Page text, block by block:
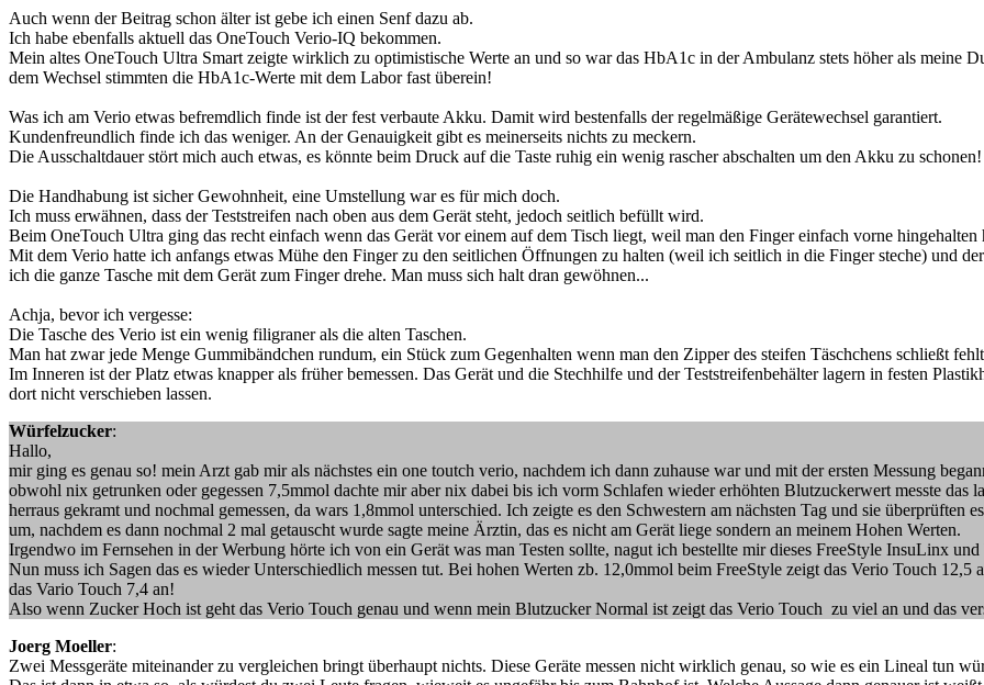
Auch wenn der Beitrag schon älter ist gebe ich einen Senf dazu ab.
Ich habe ebenfalls aktuell das OneTouch Verio-IQ bekommen.
Mein altes OneTouch Ultra Smart zeigte wirklich zu optimistische Werte an und so war das HbA1c in der Ambulanz stets höher als meine
dem Wechsel stimmten die HbA1c-Werte mit dem Labor fast überein!
Was ich am Verio etwas befremdlich finde ist der fest verbaute Akku. Damit wird bestenfalls der regelmäßige Gerätewechsel garantiert.
Kundenfreundlich finde ich das weniger. An der Genauigkeit gibt es meinerseits nichts zu meckern.
Die Ausschaltdauer stört mich auch etwas, es könnte beim Druck auf die Taste ruhig ein wenig rascher abschalten um den Akku zu schonen!
Die Handhabung ist sicher Gewohnheit, eine Umstellung war es für mich doch.
Ich muss erwähnen, dass der Teststreifen nach oben aus dem Gerät steht, jedoch seitlich befüllt wird.
Beim OneTouch Ultra ging das recht einfach wenn das Gerät vor einem auf dem Tisch liegt, weil man den Finger einfach vorne hingehalten
Mit dem Verio hatte ich anfangs etwas Mühe den Finger zu den seitlichen Öffnungen zu halten (weil ich seitlich in die Finger steche) und
ich die ganze Tasche mit dem Gerät zum Finger drehe. Man muss sich halt dran gewöhnen...
Achja, bevor ich vergesse:
Die Tasche des Verio ist ein wenig filigraner als die alten Taschen.
Man hat zwar jede Menge Gummibändchen rundum, ein Stück zum Gegenhalten wenn man den Zipper des steifen Täschchens schließt
Im Inneren ist der Platz etwas knapper als früher bemessen. Das Gerät und die Stechhilfe und der Teststreifenbehälter lagern in festen
dort nicht verschieben lassen.
Würfelzucker:
Hallo,
mir ging es genau so! mein Arzt gab mir als nächstes ein one toutch verio, nachdem ich dann zuhause war und mit der ersten Messung
obwohl nix getrunken oder gegessen 7,5mmol dachte mir aber nix dabei bis ich vorm Schlafen wieder erhöhten Blutzuckerwert messte
herraus gekramt und nochmal gemessen, da wars 1,8mmol unterschied. Ich zeigte es den Schwestern am nächsten Tag und sie überprüften
um, nachdem es dann nochmal 2 mal getauscht wurde sagte meine Ärztin, das es nicht am Gerät liege sondern an meinem Hohen Werten.
Irgendwo im Fernsehen in der Werbung hörte ich von ein Gerät was man Testen sollte, nagut ich bestellte mir dieses FreeStyle InsuLinx
Nun muss ich Sagen das es wieder Unterschiedlich messen tut. Bei hohen Werten zb. 12,0mmol beim FreeStyle zeigt das Verio Touch
das Vario Touch 7,4 an!
Also wenn Zucker Hoch ist geht das Verio Touch genau und wenn mein Blutzucker Normal ist zeigt das Verio Touch zu viel an und das
Joerg Moeller:
Zwei Messgeräte miteinander zu vergleichen bringt überhaupt nichts. Diese Geräte messen nicht wirklich genau, so wie es ein Lineal tun